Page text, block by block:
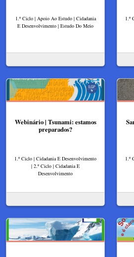
1.º Ciclo | Apoio Ao Estudo | Cidadania
E Desenvolvimento | Estudo Do Meio
1.º
Webinário | Tsunami: estamos
preparados?
1.º Ciclo | Cidadania E Desenvolvimento
| 2.º Ciclo | Cidadania E
Desenvolvimento
1.º